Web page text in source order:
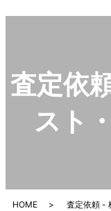
査定依
スト
HOME 査定依頼 -